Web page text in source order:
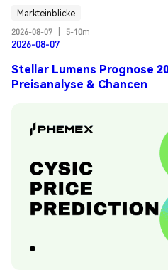
Markteinblicke
2026-08-07
5-10m
2026-08-07
Stellar Lumens Prognose
Preisanalyse & Chancen